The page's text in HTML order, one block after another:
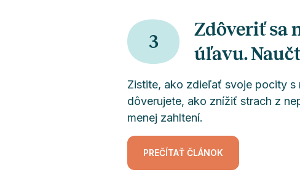
3
Zdôveriť sa
úľavu.
Zistite, ako zdieľať svoje pocity s
dôverujete, ako znížiť strach z
menej zahltení.
PREČÍTAŤ ČLÁNOK